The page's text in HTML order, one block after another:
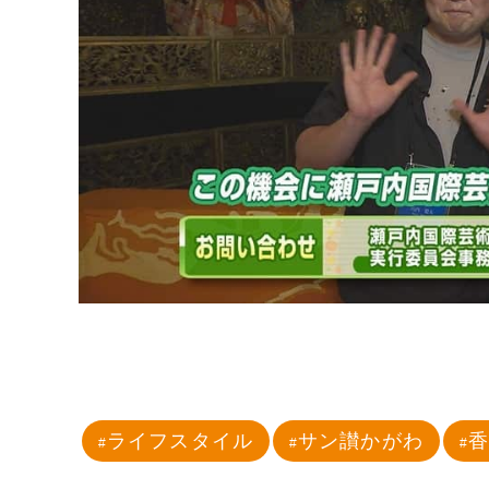
ライフスタイル サン讃かがわ